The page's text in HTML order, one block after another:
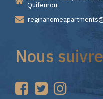
Pas
sur
Quifeurou
Nous suivre